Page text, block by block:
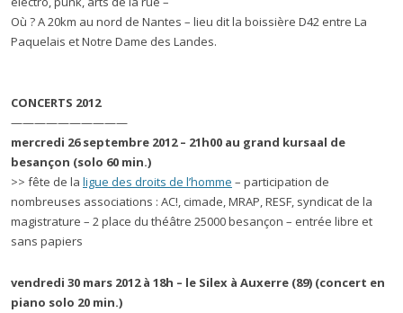
Où ? A 20km au nord de Nantes – lieu dit la boissière D42 entre La
Paquelais et Notre Dame des Landes.
CONCERTS 2012
——————————
mercredi 26 septembre 2012 – 21h00 au grand kursaal de
besançon (solo 60 min.)
>> fête de la ligue des droits de l’homme – participation de
nombreuses associations : AC!, cimade, MRAP, RESF, syndicat de la
magistrature – 2 place du théâtre 25000 besançon – entrée libre et
sans papiers
vendredi 30 mars 2012 à 18h – le Silex à Auxerre (89) (concert en
piano solo 20 min.)